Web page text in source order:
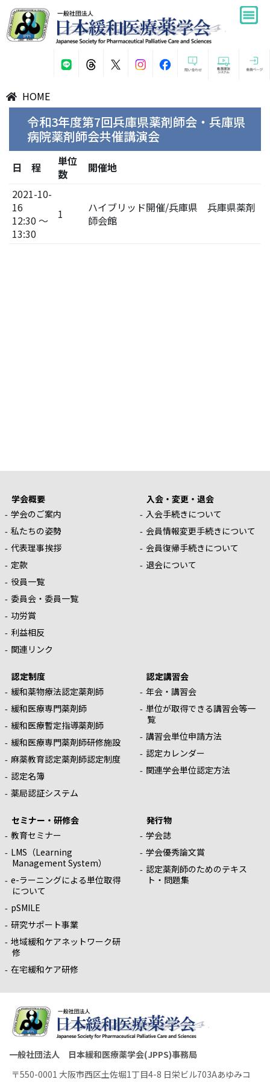
HOME
令和3年度第7回兵庫県薬剤師会・兵庫県
病院薬剤師会共催講演会
日 程
単位
数
開催地
2021-10-
16
12:30 ～
13:30
1
ハイブリッド開催/兵庫県 兵庫県薬剤
師会館
学会概要
学会のご案内
私たちの姿勢
代表理事挨拶
定款
役員一覧
委員会・委員一覧
功労賞
利益相反
関連リンク
入会・変更・退会
入会手続きについて
会員情報変更手続きについて
会員復帰手続きについて
退会について
認定制度
緩和薬物療法認定薬剤師
緩和医療専門薬剤師
緩和医療暫定指導薬剤師
緩和医療専門薬剤師研修施設
麻薬教育認定薬剤師認定制度
認定名簿
薬局認証システム
認定講習会
年会・講習会
単位が取得できる講習会等一
覧
講習会単位申請方法
認定カレンダー
関連学会単位認定方法
セミナー・研修会
教育セミナー
LMS（Learning
Management System）
e-ラーニングによる単位取得
について
pSMILE
研究サポート事業
地域緩和ケアネットワーク研
修
在宅緩和ケア研修
発行物
学会誌
学会優秀論文賞
認定薬剤師のためのテキス
ト・問題集
一般社団法人 日本緩和医療薬学会(JPPS)事務局
〒550-0001 大阪市西区土佐堀1丁目4-8 日栄ビル703Aあゆみコ